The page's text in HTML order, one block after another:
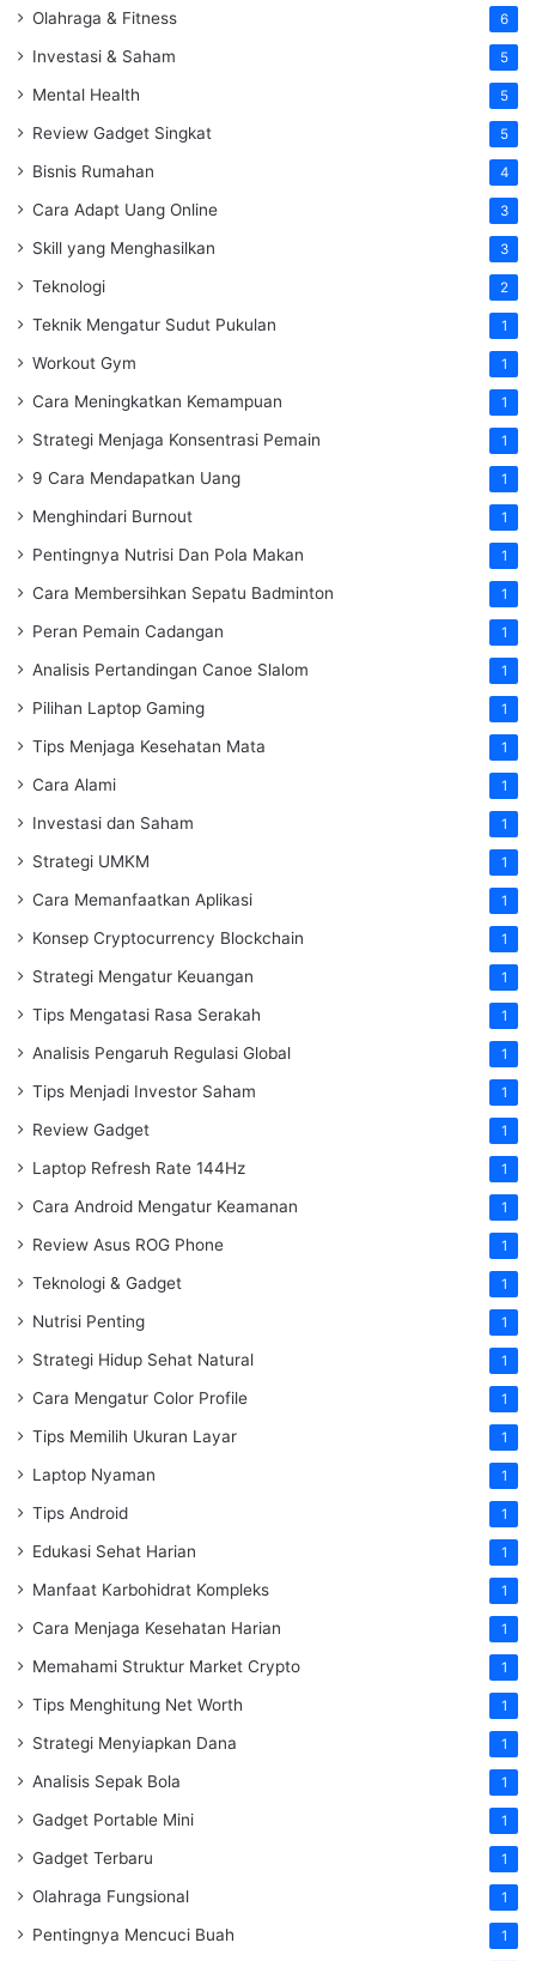
Olahraga & Fitness 6
Investasi & Saham 5
Mental Health 5
Review Gadget Singkat 5
Bisnis Rumahan 4
Cara Adapt Uang Online 3
Skill yang Menghasilkan 3
Teknologi 2
Teknik Mengatur Sudut Pukulan 1
Workout Gym 1
Cara Meningkatkan Kemampuan 1
Strategi Menjaga Konsentrasi Pemain 1
9 Cara Mendapatkan Uang 1
Menghindari Burnout 1
Pentingnya Nutrisi Dan Pola Makan 1
Cara Membersihkan Sepatu Badminton 1
Peran Pemain Cadangan 1
Analisis Pertandingan Canoe Slalom 1
Pilihan Laptop Gaming 1
Tips Menjaga Kesehatan Mata 1
Cara Alami 1
Investasi dan Saham 1
Strategi UMKM 1
Cara Memanfaatkan Aplikasi 1
Konsep Cryptocurrency Blockchain 1
Strategi Mengatur Keuangan 1
Tips Mengatasi Rasa Serakah 1
Analisis Pengaruh Regulasi Global 1
Tips Menjadi Investor Saham 1
Review Gadget 1
Laptop Refresh Rate 144Hz 1
Cara Android Mengatur Keamanan 1
Review Asus ROG Phone 1
Teknologi & Gadget 1
Nutrisi Penting 1
Strategi Hidup Sehat Natural 1
Cara Mengatur Color Profile 1
Tips Memilih Ukuran Layar 1
Laptop Nyaman 1
Tips Android 1
Edukasi Sehat Harian 1
Manfaat Karbohidrat Kompleks 1
Cara Menjaga Kesehatan Harian 1
Memahami Struktur Market Crypto 1
Tips Menghitung Net Worth 1
Strategi Menyiapkan Dana 1
Analisis Sepak Bola 1
Gadget Portable Mini 1
Gadget Terbaru 1
Olahraga Fungsional 1
Pentingnya Mencuci Buah 1